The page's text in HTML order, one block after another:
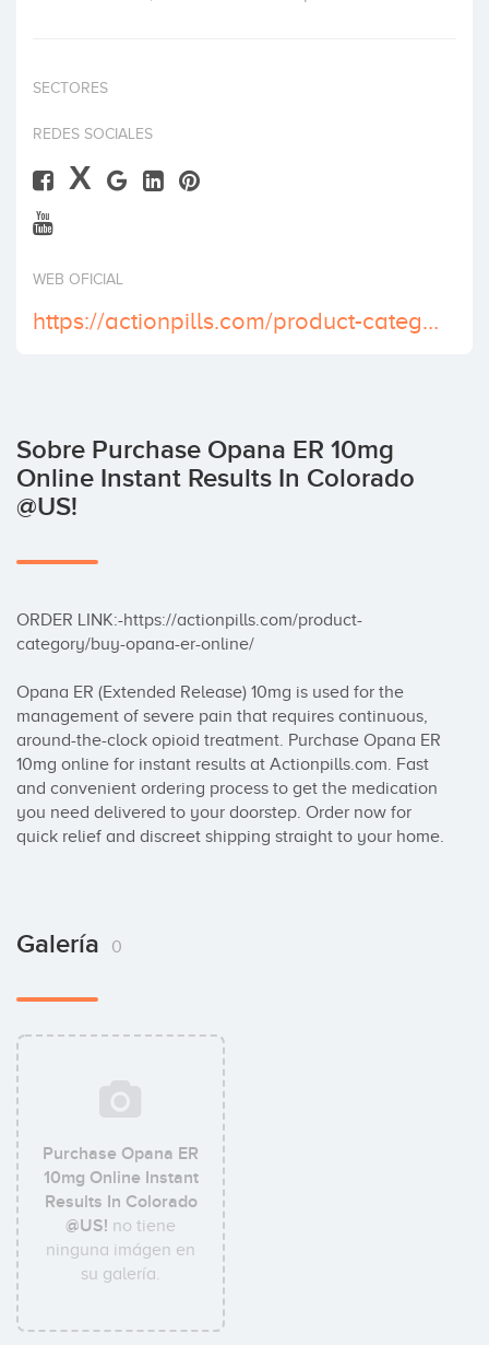
SECTORES
REDES SOCIALES
X
WEB OFICIAL
https://actionpills.com/product-category/buy-opana-er-online/
Sobre Purchase Opana ER 10mg
Online Instant Results In Colorado
@US!
ORDER LINK:-https://actionpills.com/product-
category/buy-opana-er-online/
Opana ER (Extended Release) 10mg is used for the
management of severe pain that requires continuous,
around-the-clock opioid treatment. Purchase Opana ER
10mg online for instant results at Actionpills.com. Fast
and convenient ordering process to get the medication
you need delivered to your doorstep. Order now for
quick relief and discreet shipping straight to your home.
Galería 0
Purchase Opana ER
10mg Online Instant
Results In Colorado
@US! no tiene
ninguna imágen en
su galería.